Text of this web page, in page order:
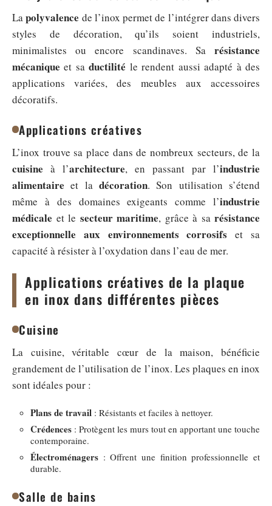
Lapolyvalence de l’inox permet de l’intégrer dans divers
styles de décoration, qu’ils soient industriels,
minimalistes ou encore scandinaves. Sa résistance
mécanique et saductilité le rendent aussi adapté à des
applications variées, des meubles aux accessoires
décoratifs.
Applications créatives
L’inox trouve sa place dans de nombreux secteurs, de la
cuisine à l’architecture, en passant par l’industrie
alimentaire et la décoration. Son utilisation s’étend
même à des domaines exigeants comme l’industrie
médicale et le secteur maritime, grâce à sa résistance
exceptionnelle aux environnements corrosifs et sa
capacité à résister à l’oxydation dans l’eau de mer.
Applications créatives de la plaque
en inox dans différentes pièces
Cuisine
La cuisine, véritable cœur de la maison, bénéficie
grandement de l’utilisation de l’inox. Les plaques en inox
sont idéales pour :
Plans de travail : Résistants et faciles à nettoyer.
Crédences : Protègent les murs tout en apportant une touche
contemporaine.
Électroménagers : Offrent une finition professionnelle et
durable.
Salle de bains